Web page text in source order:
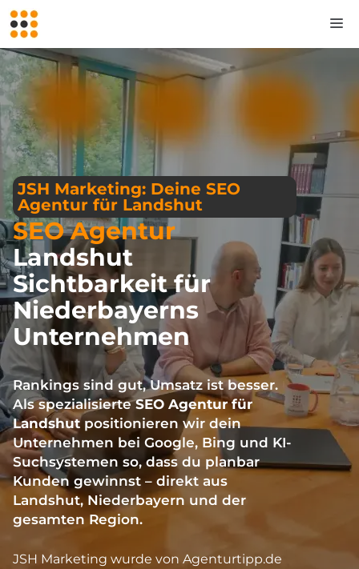
Zum
Inhalt
springen
JSH Marketing: Deine SEO
Agentur für Landshut
SEO Agentur
Landshut
Sichtbarkeit für
Niederbayerns
Unternehmen
Rankings sind gut, Umsatz ist besser.
Als spezialisierteSEO Agentur für
Landshutpositionieren wir dein
Unternehmen bei Google, Bing und KI-
Suchsystemen so, dass du planbar
Kunden gewinnst – direkt aus
Landshut, Niederbayern und der
gesamten Region.
JSH Marketing wurde von Agenturtipp.de